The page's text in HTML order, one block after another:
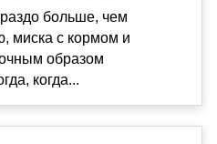
больше, чем
миска с кормом и
образом
когда...